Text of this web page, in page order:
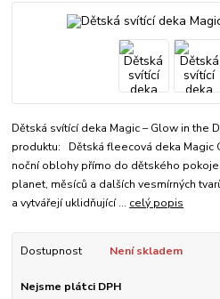
Dětská svítící deka Magic – Glow in
produktu: Dětská fleecová deka Magic
noční oblohy přímo do dětského
planet, měsíců a dalších vesmírných
a vytvářejí uklidňující ... celý popis
Dostupnost Není skladem
Nejsme plátci DPH